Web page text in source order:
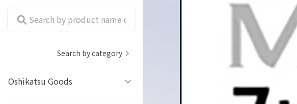
Search by category
Oshikatsu Goods